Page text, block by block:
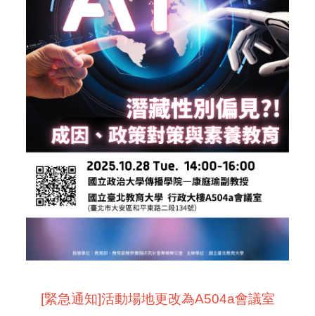
[緊急通知]活動場地更改為A504a會議室